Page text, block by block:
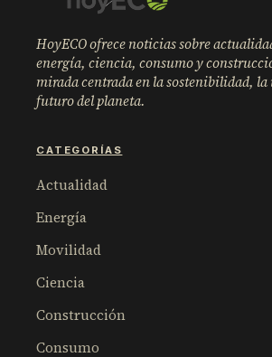
HoyECO ofrece noticias sobre
energía, ciencia, consumo y
mirada centrada en la sostenibilidad,
futuro del planeta.
CATEGORÍAS
Actualidad
Energía
Movilidad
Ciencia
Construcción
Consumo